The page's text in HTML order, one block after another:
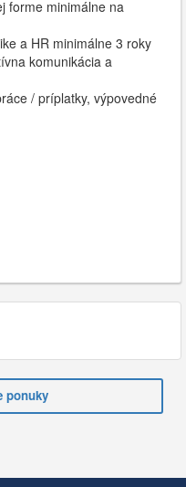
forme minimálne na
a HR minimálne 3 roky
komunikácia a
/ príplatky, výpovedné
ponuky